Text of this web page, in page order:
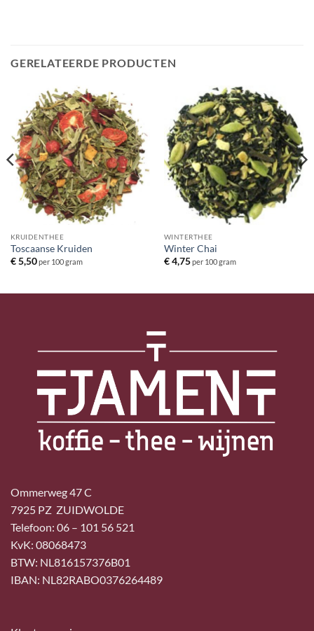
GERELATEERDE PRODUCTEN
KRUIDENTHEE
Toscaanse Kruiden
€5,50per 100 gram
WINTERTHEE
Winter Chai
€4,75per 100 gram
Ommerweg 47 C
7925 PZ ZUIDWOLDE
Telefoon: 06 – 101 56 521
KvK: 08068473
BTW: NL816157376B01
IBAN: NL82RABO0376264489